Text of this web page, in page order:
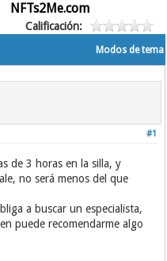
NFTs2Me.com
Calificación:
Modos de tema
#1
de 3 horas en la silla, y
no será menos del que
a buscar un especialista,
puede recomendarme algo